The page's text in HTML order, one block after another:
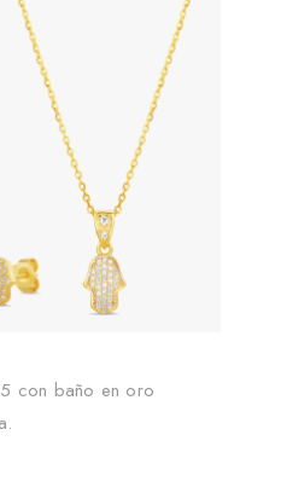
con baño en oro